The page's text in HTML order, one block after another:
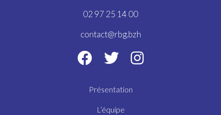
02 97 25 14 00
contact@rbg.bzh
Présentation
L’équipe